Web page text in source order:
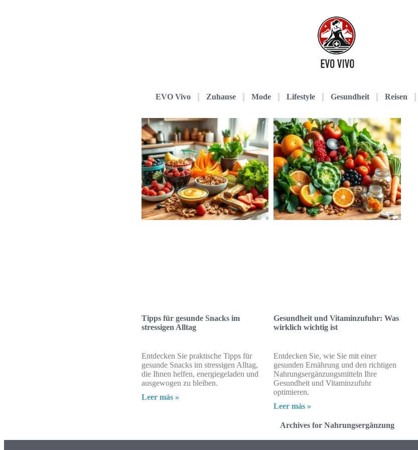
EVO Vivo Zuhause Mode Lifestyle Gesundheit Reisen
Tipps für gesunde Snacks im
stressigen Alltag
Entdecken Sie praktische Tipps für
gesunde Snacks im stressigen Alltag,
die Ihnen helfen, energiegeladen und
ausgewogen zu bleiben.
Leer más »
Gesundheit und Vitaminzufuhr: Was
wirklich wichtig ist
Entdecken Sie, wie Sie mit einer
gesunden Ernährung und den richtigen
Nahrungsergänzungsmitteln Ihre
Gesundheit und Vitaminzufuhr
optimieren.
Leer más »
Archives for Nahrungsergänzung